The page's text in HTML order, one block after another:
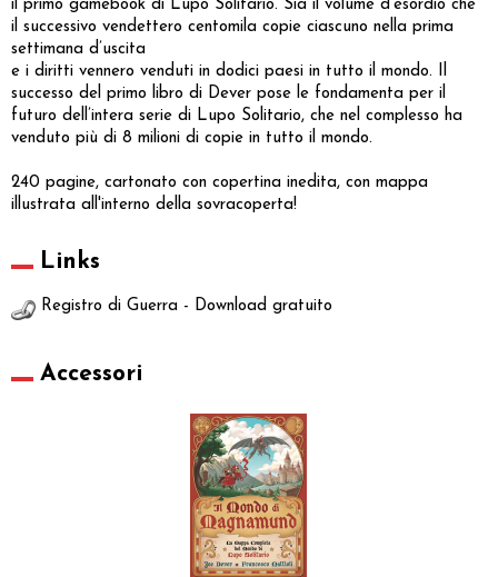
il primo gamebook di Lupo Solitario. Sia il volume d’esordio che
il successivo vendettero centomila copie ciascuno nella prima
settimana d’uscita
e i diritti vennero venduti in dodici paesi in tutto il mondo. Il
successo del primo libro di Dever pose le fondamenta per il
futuro dell’intera serie di Lupo Solitario, che nel complesso ha
venduto più di 8 milioni di copie in tutto il mondo.
240 pagine, cartonato con copertina inedita, con mappa
illustrata all'interno della sovracoperta!
Links
Registro di Guerra - Download gratuito
Accessori